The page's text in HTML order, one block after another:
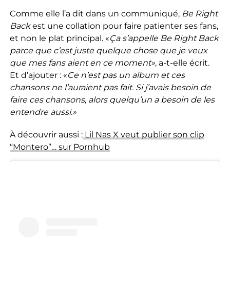
Comme elle l’a dit dans un communiqué, Be Right
Backest une collation pour faire patienter ses fans,
et non le plat principal. «Ça s’appelle Be Right Back
parce que c’est juste quelque chose que je veux
que mes fans aient en ce moment», a-t-elle écrit.
Et d’ajouter : «Ce n’est pas un album et ces
chansons ne l’auraient pas fait. Si j’avais besoin de
faire ces chansons, alors quelqu’un a besoin de les
entendre aussi.»
À découvrir aussi :Lil Nas X veut publier son clip
“Montero”… sur Pornhub